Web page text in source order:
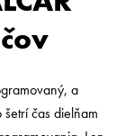
a
čas dielňam